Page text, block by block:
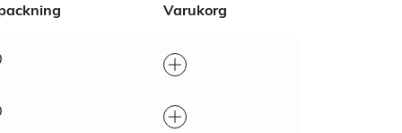
Varukorg